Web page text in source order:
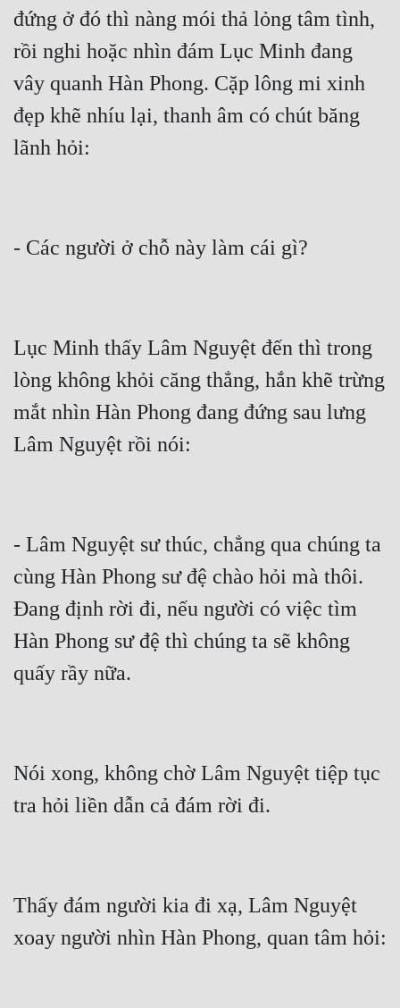
đứng ở đó thì nàng mói thả lỏng tâm tình,
rồi nghi hoặc nhìn đám Lục Minh đang
vây quanh Hàn Phong. Cặp lông mi xinh
đẹp khẽ nhíu lại, thanh âm có chút băng
lãnh hỏi:
- Các người ở chỗ này làm cái gì?
Lục Minh thấy Lâm Nguyệt đến thì trong
lòng không khỏi căng thẳng, hắn khẽ trừng
mắt nhìn Hàn Phong đang đứng sau lưng
Lâm Nguyệt rồi nói:
- Lâm Nguyệt sư thúc, chẳng qua chúng ta
cùng Hàn Phong sư đệ chào hỏi mà thôi.
Đang định rời đi, nếu người có việc tìm
Hàn Phong sư đệ thì chúng ta sẽ không
quấy rầy nữa.
Nói xong, không chờ Lâm Nguyệt tiệp tục
tra hỏi liền dẫn cả đám rời đi.
Thấy đám người kia đi xạ, Lâm Nguyệt
xoay người nhìn Hàn Phong, quan tâm hỏi: